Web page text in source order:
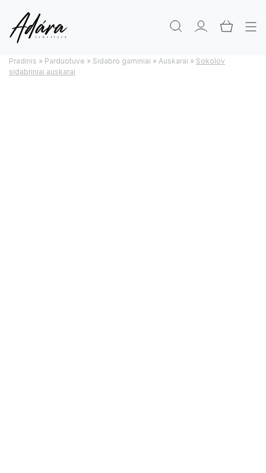
Pradinis » Parduotuve » Sidabro gaminiai » Auskarai » Sokolov
sidabriniai auskarai